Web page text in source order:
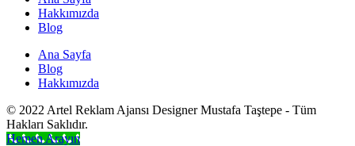
Hakkımızda
Blog
Ana Sayfa
Blog
Hakkımızda
© 2022 Artel Reklam Ajansı Designer Mustafa Taştepe - Tüm
Hakları Saklıdır.
Hemen Arayın